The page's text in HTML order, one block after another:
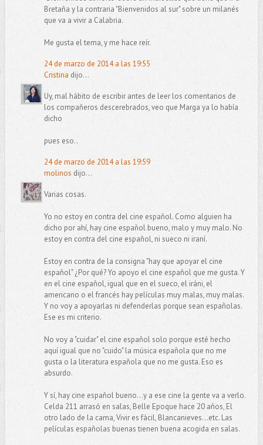
Bretaña y la contraria "Bienvenidos al sur" sobre un milanés
que va a vivir a Calabria.
Me gusta el tema, y me hace reír.
24 de marzo de 2014 a las 19:55
Cristina dijo...
Uy, mal hábito de escribir antes de leer los comentarios de
los compañeros descerebrados, veo que Marga ya lo había
dicho
pues eso..
24 de marzo de 2014 a las 19:59
molinos dijo...
Varias cosas.
Yo no estoy en contra del cine español. Como alguien ha
dicho por ahí, hay cine español bueno, malo y muy malo. No
estoy en contra del cine español, ni sueco ni iraní.
Estoy en contra de la consigna "hay que apoyar el cine
español" ¿Por qué? Yo apoyo el cine español que me gusta. Y
en el cine español, igual que en el sueco, el iráni, el
americano o el francés hay películas muy malas, muy malas.
Y no voy a apoyarlas ni defenderlas porque sean españolas.
Ese es mi criterio.
No voy a "cuidar" el cine español solo porque esté hecho
aquí igual que no "cuido" la música española que no me
gusta o la literatura española que no me gusta. Eso es
absurdo.
Y sí, hay cine español bueno...y a ese cine la gente va a verlo.
Celda 211 arrasó en salas, Belle Epoque hace 20 años, El
otro lado de la cama, Vivir es fácil, Blancanieves...etc. Las
películas españolas buenas tienen buena acogida en salas.